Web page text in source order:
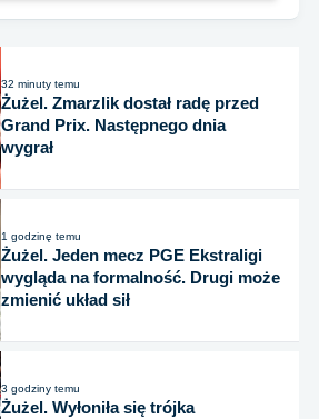
32 minuty temu
Żużel. Zmarzlik dostał radę przed
Grand Prix. Następnego dnia
wygrał
1 godzinę temu
Żużel. Jeden mecz PGE Ekstraligi
wygląda na formalność. Drugi może
zmienić układ sił
3 godziny temu
Żużel. Wyłoniła się trójka